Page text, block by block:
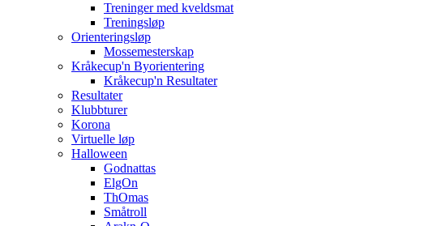
Treninger med kveldsmat
Treningsløp
Orienteringsløp
Mossemesterskap
Kråkecup'n Byorientering
Kråkecup'n Resultater
Resultater
Klubbturer
Korona
Virtuelle løp
Halloween
Godnattas
ElgOn
ThOmas
Småtroll